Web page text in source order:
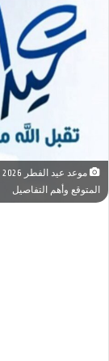
المتوقع وأهم التفاصيل